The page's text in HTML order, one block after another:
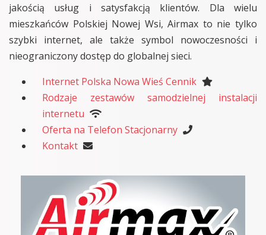
jakością usług i satysfakcją klientów. Dla wielu
mieszkańców Polskiej Nowej Wsi, Airmax to nie tylko
szybki internet, ale także symbol nowoczesności i
nieograniczony dostęp do globalnej sieci.
Internet Polska Nowa Wieś Cennik
Rodzaje zestawów samodzielnej instalacji
internetu
Oferta na Telefon Stacjonarny
Kontakt